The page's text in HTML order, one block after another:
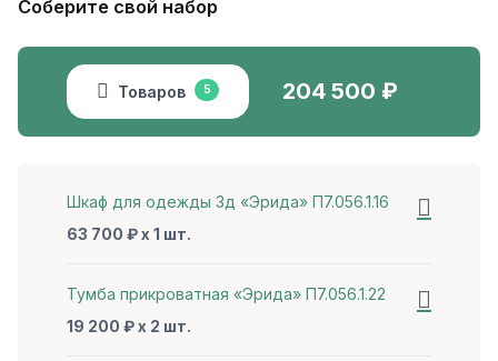
Соберите свой набор
Товаров 5 204 500 ₽
Шкаф для одежды 3д «Эрида» П7.056.1.16
63 700 ₽ x 1 шт.
Тумба прикроватная «Эрида» П7.056.1.22
19 200 ₽ x 2 шт.